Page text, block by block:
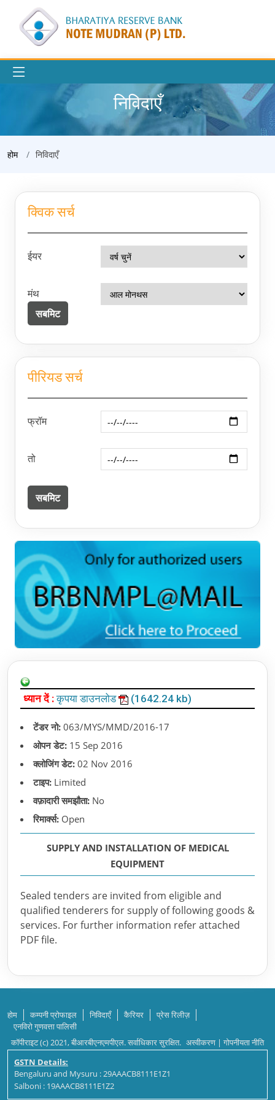
निविदाएँ
होम निविदाएँ
क्विक सर्च
ईयर
मंथ
पीरियड सर्च
फ्रॉम
तो
ध्यान दें :कृपया डाउनलोड (1642.24 kb)
टेंडर नो: 063/MYS/MMD/2016-17
ओपन डेट: 15 Sep 2016
क्लोजिंग डेट: 02 Nov 2016
टाइप: Limited
वफ़ादारी समझौता: No
रिमार्क्स: Open
SUPPLY AND INSTALLATION OF MEDICAL
EQUIPMENT
Sealed tenders are invited from eligible and
qualified tenderers for supply of following goods &
services. For further information refer attached
PDF file.
होम कम्पनी प्रोफाइल निविदाएँ कैरियर
प्रेस रिलीज़
एनविरो गुणवत्ता पालिसी
कॉपीराइट (c) 2021, बीआरबीएनएमपीएल. सर्वाधिकार सुरक्षित. अस्वीकरण |गोपनीयता नीति
GSTN Details:
Bengaluru and Mysuru : 29AAACB8111E1Z1
Salboni : 19AAACB8111E1Z2